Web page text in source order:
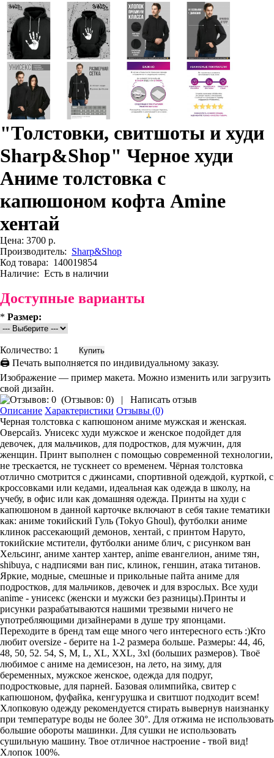
"Толстовки, свитшоты и худи
Sharp&Shop" Черное худи
Аниме толстовка с
капюшоном кофта Amine
хентай
Цена: 3700 р.
Производитель: Sharp&Shop
Код товара: 140019854
Наличие: Есть в наличии
Доступные варианты
* Размер:
Количество:
🖨 Печать выполняется по индивидуальному заказу.
Изображение — пример макета. Можно изменить или загрузить
свой дизайн.
(Отзывов: 0) |
Написать отзыв
Описание Характеристики Отзывы (0)
Черная толстовка с капюшоном аниме мужская и женская.
Оверсайз. Унисекс худи мужское и женское подойдет для
девочек, для мальчиков, для подростков, для мужчин, для
женщин. Принт выполнен с помощью современной технологии,
не трескается, не тускнеет со временем. Чёрная толстовка
отлично смотрится с джинсами, спортивной одеждой, курткой, с
кроссовками или кедами, идеальная как одежда в школу, на
учебу, в офис или как домашняя одежда. Принты на худи с
капюшоном в данной карточке включают в себя такие тематики
как: аниме токийский Гуль (Tokyo Ghoul), футболки аниме
клинок рассекающий демонов, хентай, с принтом Наруто,
токийские мстители, футболки аниме блич, с рисунком ван
Хельсинг, аниме хантер хантер, anime евангелион, аниме тян,
shibuya, с надписями ван пис, клинок, геншин, атака титанов.
Яркие, модные, смешные и прикольные пайта аниме для
подростков, для мальчиков, девочек и для взрослых. Все худи
anime - унисекс (женски и мужски без разницы).Принты и
рисунки разрабатываются нашими трезвыми ничего не
употребляющими дизайнерами в душе тру японцами.
Переходите в бренд там еще много чего интересного есть :)Кто
любит oversize - берите на 1-2 размера больше. Размеры: 44, 46,
48, 50, 52. 54, S, M, L, XL, XXL, 3xl (больших размеров). Твоё
любимое с аниме на демисезон, на лето, на зиму, для
беременных, мужское женское, одежда для подруг,
подростковые, для парней. Базовая олимпийка, свитер с
капюшоном, фуфайка, кенгурушка и свитшот подходит всем!
Хлопковую одежду рекомендуется стирать вывернув наизнанку
при температуре воды не более 30°. Для отжима не использовать
большие обороты машинки. Для сушки не использовать
сушильную машину. Твое отличное настроение - твой вид!
Хлопок 100%.